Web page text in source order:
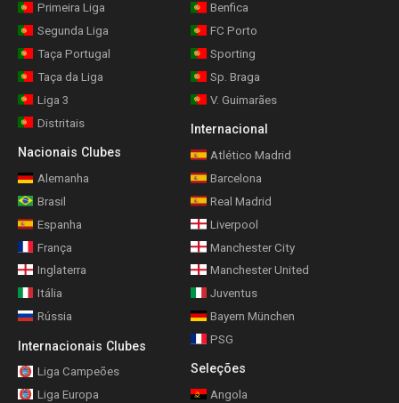
Primeira Liga
Segunda Liga
Taça Portugal
Taça da Liga
Liga 3
Distritais
Nacionais Clubes
Alemanha
Brasil
Espanha
França
Inglaterra
Itália
Rússia
Internacionais Clubes
Liga Campeões
Liga Europa
Benfica
FC Porto
Sporting
Sp. Braga
V. Guimarães
Internacional
Atlético Madrid
Barcelona
Real Madrid
Liverpool
Manchester City
Manchester United
Juventus
Bayern München
PSG
Seleções
Angola